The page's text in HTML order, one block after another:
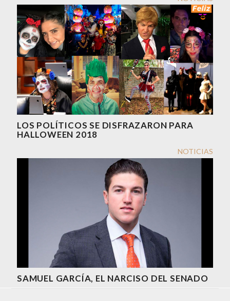
LOS POLÍTICOS SE DISFRAZARON PARA
HALLOWEEN 2018
NOTICIAS
SAMUEL GARCÍA, EL NARCISO DEL SENADO